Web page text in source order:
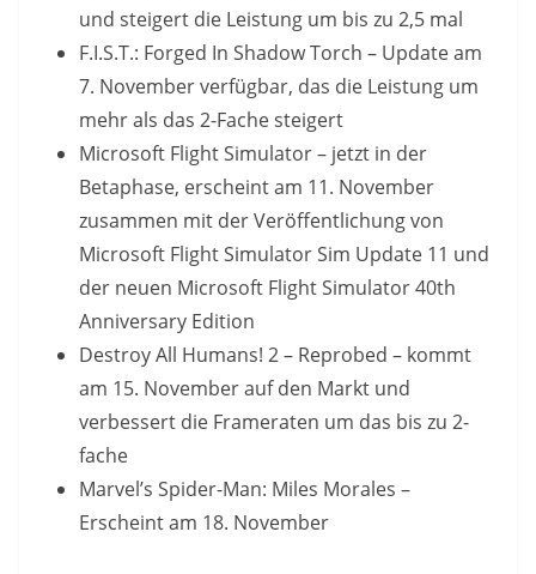
und steigert die Leistung um bis zu 2,5 mal
F.I.S.T.: Forged In Shadow Torch – Update am
7. November verfügbar, das die Leistung um
mehr als das 2-Fache steigert
Microsoft Flight Simulator – jetzt in der
Betaphase, erscheint am 11. November
zusammen mit der Veröffentlichung von
Microsoft Flight Simulator Sim Update 11 und
der neuen Microsoft Flight Simulator 40th
Anniversary Edition
Destroy All Humans! 2 – Reprobed – kommt
am 15. November auf den Markt und
verbessert die Frameraten um das bis zu 2-
fache
Marvel’s Spider-Man: Miles Morales –
Erscheint am 18. November